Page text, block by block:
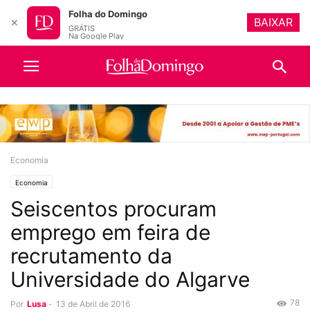
Economia
Economia
Seiscentos procuram
emprego em feira de
recrutamento da
Universidade do Algarve
Por Lusa - 13 de Abril de 2016 78
✕
Folha do Domingo
GRÁTIS
Na Google Play
BAIXAR